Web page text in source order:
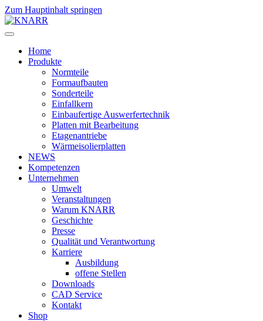
Zum Hauptinhalt springen
Home
Produkte
Normteile
Formaufbauten
Sonderteile
Einfallkern
Einbaufertige Auswerfertechnik
Platten mit Bearbeitung
Etagenantriebe
Wärmeisolierplatten
NEWS
Kompetenzen
Unternehmen
Umwelt
Veranstaltungen
Warum KNARR
Geschichte
Presse
Qualität und Verantwortung
Karriere
Ausbildung
offene Stellen
Downloads
CAD Service
Kontakt
Shop